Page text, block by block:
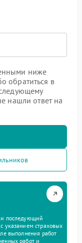
ниже
обратиться в
нашли ответ на
и последующий
указанием страховых
выполнения работ
работ и